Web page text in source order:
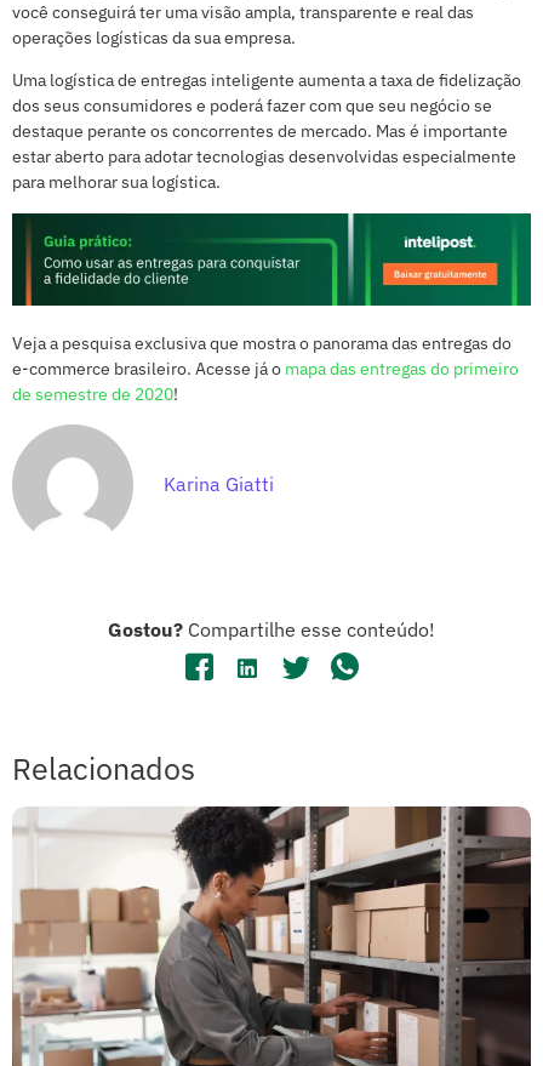
você conseguirá ter uma visão ampla, transparente e real das
operações logísticas da sua empresa.
Uma logística de entregas inteligente aumenta a taxa de fidelização
dos seus consumidores e poderá fazer com que seu negócio se
destaque perante os concorrentes de mercado. Mas é importante
estar aberto para adotar tecnologias desenvolvidas especialmente
para melhorar sua logística.
Veja a pesquisa exclusiva que mostra o panorama das entregas do
e-commerce brasileiro. Acesse já o mapa das entregas do primeiro
de semestre de 2020!
Karina Giatti
Gostou? Compartilhe esse conteúdo!
Relacionados